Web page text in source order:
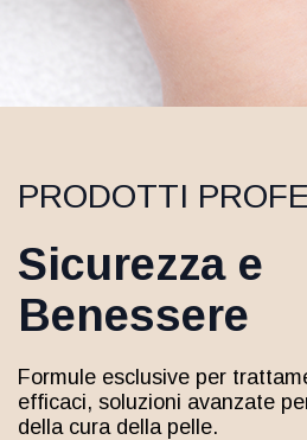
PRODOTTI
Sicurezza e
Benessere
Formule esclusive per
efficaci, soluzioni avanzate
della cura della pelle.